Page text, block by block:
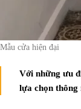
Mẫu cửa hiện đại
Với những ưu
lựa chọn thông